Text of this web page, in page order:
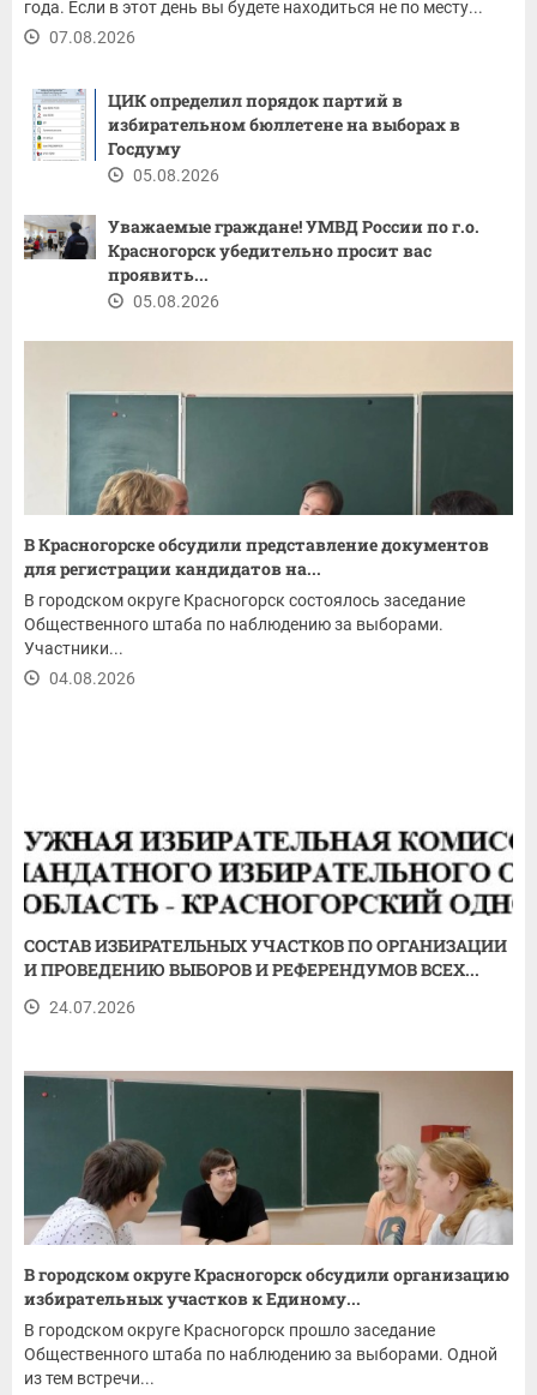
года. Если в этот день вы будете находиться не по месту...
07.08.2026
ЦИК определил порядок партий в
избирательном бюллетене на выборах в
Госдуму
05.08.2026
Уважаемые граждане! ​УМВД России по г.о.
Красногорск убедительно просит вас
проявить...
05.08.2026
В Красногорске обсудили представление документов
для регистрации кандидатов на...
В городском округе Красногорск состоялось заседание
Общественного штаба по наблюдению за выборами.
Участники...
04.08.2026
СОСТАВ ИЗБИРАТЕЛЬНЫХ УЧАСТКОВ ПО ОРГАНИЗАЦИИ
И ПРОВЕДЕНИЮ ВЫБОРОВ И РЕФЕРЕНДУМОВ ВСЕХ...
24.07.2026
В городском округе Красногорск обсудили организацию
избирательных участков к Единому...
В городском округе Красногорск прошло заседание
Общественного штаба по наблюдению за выборами. Одной
из тем встречи...